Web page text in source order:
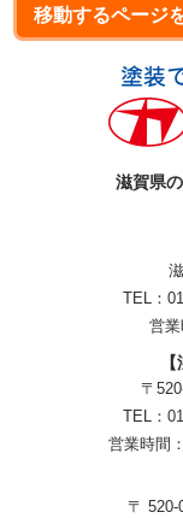
滋賀県
TEL：
営
〒
TEL：
営業時間
〒 520-